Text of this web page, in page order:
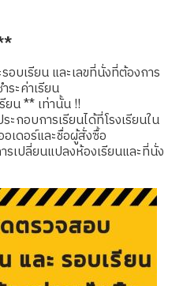
บเรียน และเลขที่นั่งที่ต้องการ
ะค่าเรียน
ยน ** เท่านั้น !!
ะกอบการเรียนได้ที่โรงเรียนใน
เดอร์และชื่อผู้สั่งซื้อ
รเปลี่ยนแปลงห้องเรียนและที่นั่ง